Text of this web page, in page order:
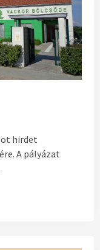
hirdet
A pályázat